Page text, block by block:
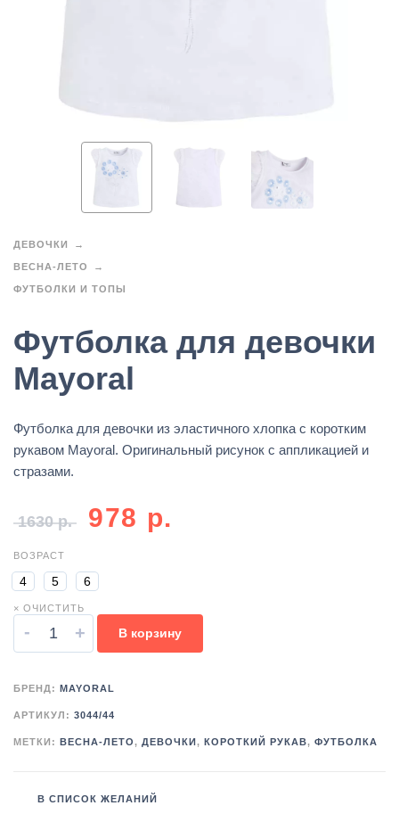
ДЕВОЧКИ
ВЕСНА-ЛЕТО
ФУТБОЛКИ И ТОПЫ
Футболка для девочки
Mayoral
Футболка для девочки из эластичного хлопка с коротким
рукавом Mayoral. Оригинальный рисунок с аппликацией и
стразами.
1630р. 978 р.
ВОЗРАСТ
4 5 6
× ОЧИСТИТЬ
- + В корзину
БРЕНД: MAYORAL
АРТИКУЛ: 3044/44
МЕТКИ: ВЕСНА-ЛЕТО, ДЕВОЧКИ , КОРОТКИЙ РУКАВ, ФУТБОЛКА
В СПИСОК ЖЕЛАНИЙ